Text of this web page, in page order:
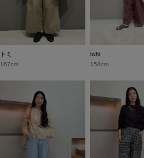
トミ
167cm
ichi
158cm